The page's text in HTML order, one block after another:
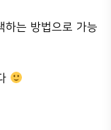
하는 방법으로 가능